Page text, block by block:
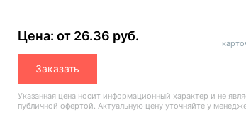
Цена: от 26.36 руб.
Заказать
Указанная цена носит информационный характер и не
публичной офертой. Актуальную цену уточняйте у